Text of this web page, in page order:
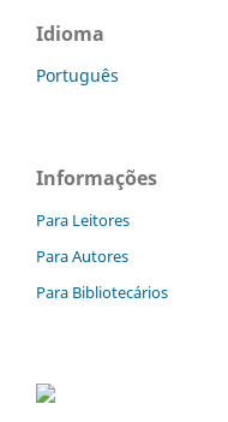
Idioma
Português
Informações
Para Leitores
Para Autores
Para Bibliotecários